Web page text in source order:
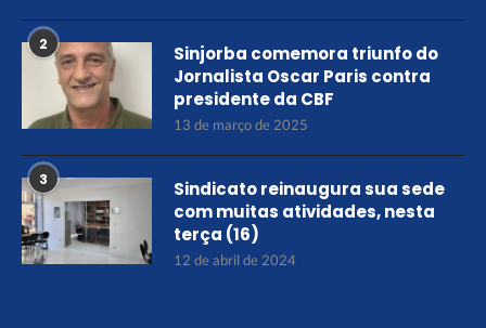
2
Sinjorba comemora triunfo do
Jornalista Oscar Paris contra
presidente da CBF
13 de março de 2025
3
Sindicato reinaugura sua sede
com muitas atividades, nesta
terça (16)
12 de abril de 2024